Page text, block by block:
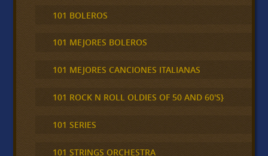
101 BOLEROS
101 MEJORES BOLEROS
101 MEJORES CANCIONES ITALIANAS
101 ROCK N ROLL OLDIES OF 50 AND 60'S}
101 SERIES
101 STRINGS ORCHESTRA